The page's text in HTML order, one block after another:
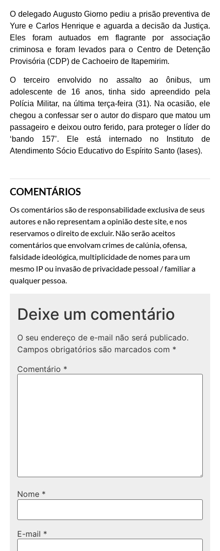
O delegado Augusto Giorno pediu a prisão preventiva de
Yure e Carlos Henrique e aguarda a decisão da Justiça.
Eles foram autuados em flagrante por associação
criminosa e foram levados para o Centro de Detenção
Provisória (CDP) de Cachoeiro de Itapemirim.
O terceiro envolvido no assalto ao ônibus, um
adolescente de 16 anos, tinha sido apreendido pela
Polícia Militar, na última terça-feira (31). Na ocasião, ele
chegou a confessar ser o autor do disparo que matou um
passageiro e deixou outro ferido, para proteger o líder do
‘bando 157’. Ele está internado no Instituto de
Atendimento Sócio Educativo do Espírito Santo (Iases).
COMENTÁRIOS
Os comentários são de responsabilidade exclusiva de seus
autores e não representam a opinião deste site, e nos
reservamos o direito de excluir. Não serão aceitos
comentários que envolvam crimes de calúnia, ofensa,
falsidade ideológica, multiplicidade de nomes para um
mesmo IP ou invasão de privacidade pessoal / familiar a
qualquer pessoa.
Deixe um comentário
O seu endereço de e-mail não será publicado.
Campos obrigatórios são marcados com *
Comentário *
Nome *
E-mail *